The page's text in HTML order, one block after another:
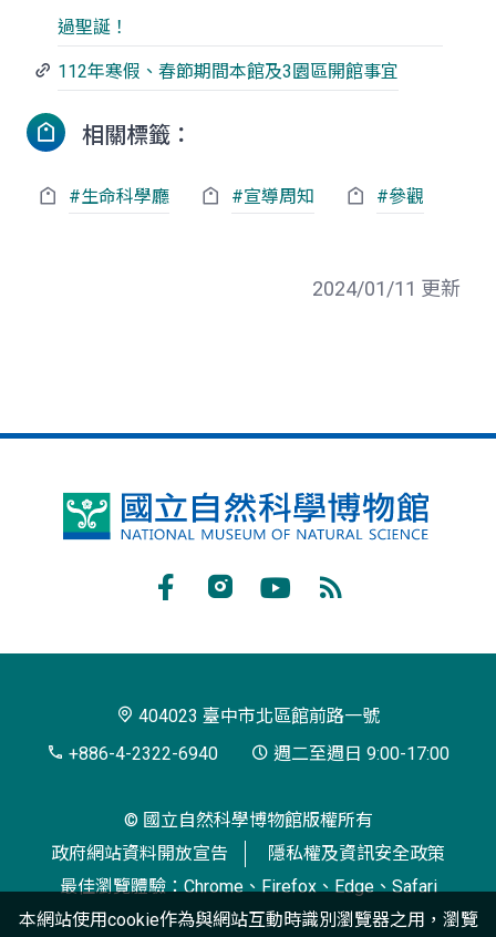
過聖誕！
112年寒假、春節期間本館及3園區開館事宜
相關標籤：
#生命科學廳 #宣導周知 #參觀
2024/01/11 更新
國
博
閱
404023 臺中市北區館前路一號
+886-4-2322-6940
週二至週日 9:00-17:00
© 國立自然科學博物館版權所有
政府網站資料開放宣告
隱私權及資訊安全政策
最佳瀏覽體驗：Chrome、Firefox、Edge、Safari
本網站使用cookie作為與網站互動時識別瀏覽器之用，瀏覽